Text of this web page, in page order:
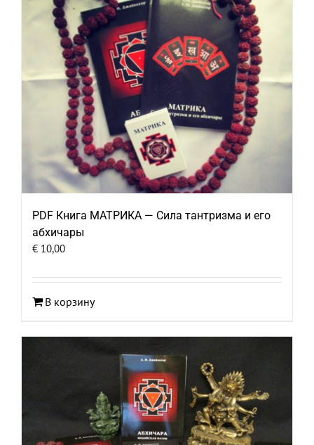
PDF Книга МАТРИКА — Сила тантризма и его
абхичары
€ 10,00
В корзину